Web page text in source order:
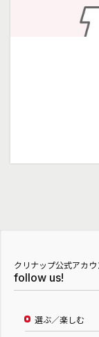
クリナップ公式アカウ
follow us!
選ぶ／楽しむ